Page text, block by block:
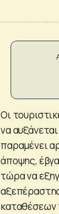
Οι
να
παραμένει
άποψης,
τώρα να
καταθέσεων